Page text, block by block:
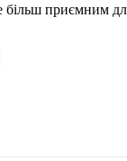
більш приємним